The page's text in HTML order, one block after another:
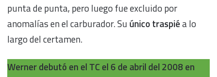
punta de punta, pero luego fue excluido por
anomalías en el carburador. Su único traspiéa lo
largo del certamen.
Werner debutó en el TC el 6 de abril del 2008 en